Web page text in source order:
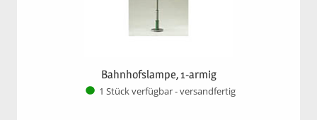
Bahnhofslampe, 1-armig
1 Stück verfügbar - versandfertig